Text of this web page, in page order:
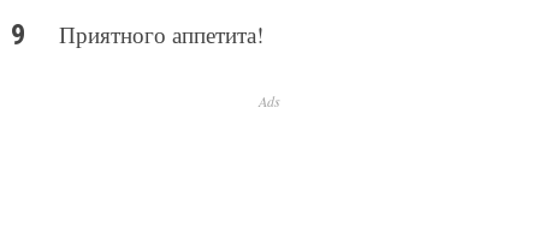
Приятного аппетита!
Ads